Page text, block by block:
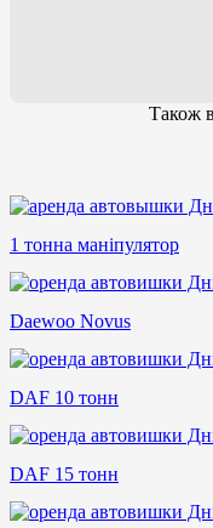
Також
1 тонна маніпулятор
Daewoo Novus
DAF 10 тонн
DAF 15 тонн